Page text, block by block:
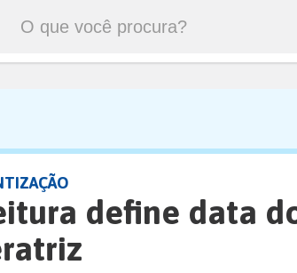
define data